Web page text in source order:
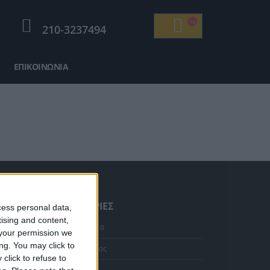
personal data,
and content,
permission we
You may click to
click to refuse to
210-3237494
ΕΠΙΚΟΙΝΩΝΊΑ
Η
ΠΛΗΡΟΦΟΡΊΕΣ
Αρχική Σελίδα
Η Εταιρεία μας